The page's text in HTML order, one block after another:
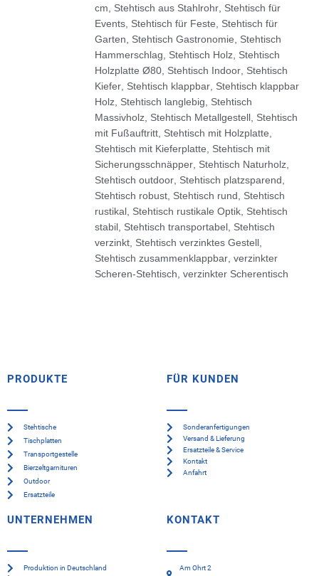
cm, Stehtisch aus Stahlrohr, Stehtisch für
Events, Stehtisch für Feste, Stehtisch für
Garten, Stehtisch Gastronomie, Stehtisch
Hammerschlag, Stehtisch Holz, Stehtisch
Holzplatte Ø80, Stehtisch Indoor, Stehtisch
Kiefer, Stehtisch klappbar, Stehtisch klappbar
Holz, Stehtisch langlebig, Stehtisch
Massivholz, Stehtisch Metallgestell, Stehtisch
mit Fußauftritt, Stehtisch mit Holzplatte,
Stehtisch mit Kieferplatte, Stehtisch mit
Sicherungsschnäpper, Stehtisch Naturholz,
Stehtisch outdoor, Stehtisch platzsparend,
Stehtisch robust, Stehtisch rund, Stehtisch
rustikal, Stehtisch rustikale Optik, Stehtisch
stabil, Stehtisch transportabel, Stehtisch
verzinkt, Stehtisch verzinktes Gestell,
Stehtisch zusammenklappbar, verzinkter
Scheren-Stehtisch, verzinkter Scherentisch
PRODUKTE
Stehtische
Tischplatten
Transportgestelle
Bierzeltgarnituren
Outdoor
Ersatzteile
FÜR KUNDEN
Sonderanfertigungen
Versand & Lieferung
Ersatzteile & Service
Kontakt
Anfahrt
UNTERNEHMEN
Produktion in Deutschland
KONTAKT
Am Ohrt 2